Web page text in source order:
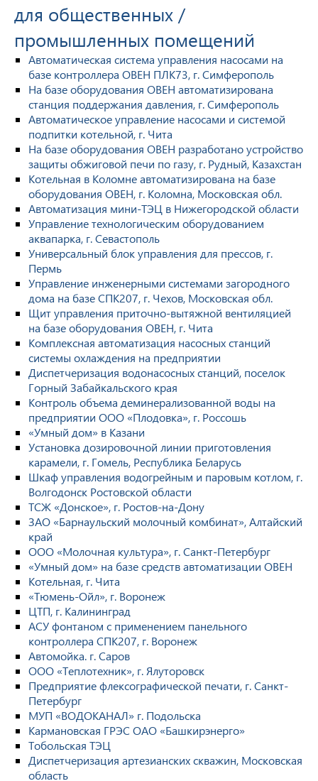
для общественных /
промышленных помещений
Автоматическая система управления насосами на
базе контроллера ОВЕН ПЛК73, г. Симферополь
На базе оборудования ОВЕН автоматизирована
станция поддержания давления, г. Симферополь
Автоматическое управление насосами и системой
подпитки котельной, г. Чита
На базе оборудования ОВЕН разработано устройство
защиты обжиговой печи по газу, г. Рудный, Казахстан
Котельная в Коломне автоматизирована на базе
оборудования ОВЕН, г. Коломна, Московская обл.
Автоматизация мини-ТЭЦ в Нижегородской области
Управление технологическим оборудованием
аквапарка, г. Севастополь
Универсальный блок управления для прессов, г.
Пермь
Управление инженерными системами загородного
дома на базе СПК207, г. Чехов, Московская обл.
Щит управления приточно-вытяжной вентиляцией
на базе оборудования ОВЕН, г. Чита
Комплексная автоматизация насосных станций
системы охлаждения на предприятии
Диспетчеризация водонасосных станций, поселок
Горный Забайкальского края
Контроль объема деминерализованной воды на
предприятии ООО «Плодовка», г. Россошь
«Умный дом» в Казани
Установка дозировочной линии приготовления
карамели, г. Гомель, Республика Беларусь
Шкаф управления водогрейным и паровым котлом, г.
Волгодонск Ростовской области
ТСЖ «Донское», г. Ростов-на-Дону
ЗАО «Барнаульский молочный комбинат», Алтайский
край
ООО «Молочная культура», г. Санкт-Петербург
«Умный дом» на базе средств автоматизации ОВЕН
Котельная, г. Чита
«Тюмень-Ойл», г. Воронеж
ЦТП, г. Калининград
АСУ фонтаном с применением панельного
контроллера СПК207, г. Воронеж
Автомойка. г. Саров
ООО «Теплотехник», г. Ялуторовск
Предприятие флексографической печати, г. Санкт-
Петербург
МУП «ВОДОКАНАЛ» г. Подольска
Кармановская ГРЭС ОАО «Башкирэнерго»
Тобольская ТЭЦ
Диспетчеризация артезианских скважин, Московская
область